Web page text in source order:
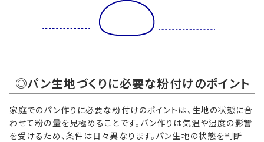
◎パン生地づくりに必要な粉付けのポイント
家庭でのパン作りに必要な粉付けのポイントは、生地の状態に合
わせて粉の量を見極めることです。パン作りは気温や湿度の影響
を受けるため、条件は日々異なります。パン生地の状態を判断